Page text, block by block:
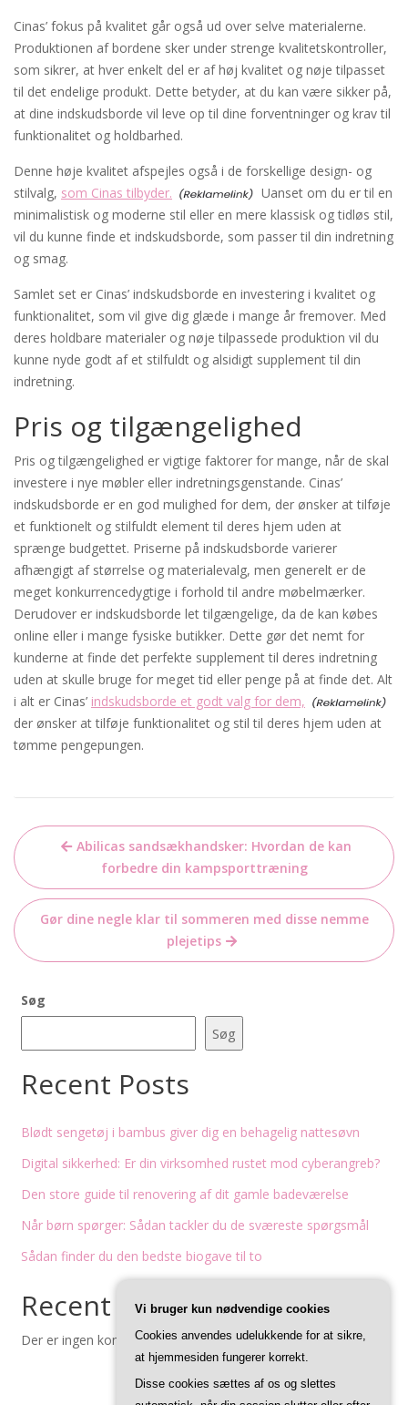
Cinas’ fokus på kvalitet går også ud over selve materialerne.
Produktionen af bordene sker under strenge kvalitetskontroller,
som sikrer, at hver enkelt del er af høj kvalitet og nøje tilpasset
til det endelige produkt. Dette betyder, at du kan være sikker på,
at dine indskudsborde vil leve op til dine forventninger og krav til
funktionalitet og holdbarhed.
Denne høje kvalitet afspejles også i de forskellige design- og
stilvalg, som Cinas tilbyder.
Uanset om du er til en
minimalistisk og moderne stil eller en mere klassisk og tidløs stil,
vil du kunne finde et indskudsborde, som passer til din indretning
og smag.
Samlet set er Cinas’ indskudsborde en investering i kvalitet og
funktionalitet, som vil give dig glæde i mange år fremover. Med
deres holdbare materialer og nøje tilpassede produktion vil du
kunne nyde godt af et stilfuldt og alsidigt supplement til din
indretning.
Pris og tilgængelighed
Pris og tilgængelighed er vigtige faktorer for mange, når de skal
investere i nye møbler eller indretningsgenstande. Cinas’
indskudsborde er en god mulighed for dem, der ønsker at tilføje
et funktionelt og stilfuldt element til deres hjem uden at
sprænge budgettet. Priserne på indskudsborde varierer
afhængigt af størrelse og materialevalg, men generelt er de
meget konkurrencedygtige i forhold til andre møbelmærker.
Derudover er indskudsborde let tilgængelige, da de kan købes
online eller i mange fysiske butikker. Dette gør det nemt for
kunderne at finde det perfekte supplement til deres indretning
uden at skulle bruge for meget tid eller penge på at finde det. Alt
i alt er Cinas’ indskudsborde et godt valg for dem,
der ønsker at tilføje funktionalitet og stil til deres hjem uden at
tømme pengepungen.
Indlægsnavigation
Abilicas sandsækhandsker: Hvordan de kan
forbedre din kampsporttræning
Gør dine negle klar til sommeren med disse nemme
plejetips
Søg
Søg
Recent Posts
Blødt sengetøj i bambus giver dig en behagelig nattesøvn
Digital sikkerhed: Er din virksomhed rustet mod cyberangreb?
Den store guide til renovering af dit gamle badeværelse
Når børn spørger: Sådan tackler du de sværeste spørgsmål
Sådan finder du den bedste biogave til to
Recent Comments
Der er ingen kommentarer at vise.
Vi bruger kun nødvendige cookies
Cookies anvendes udelukkende for at sikre,
at hjemmesiden fungerer korrekt.
Disse cookies sættes af os og slettes